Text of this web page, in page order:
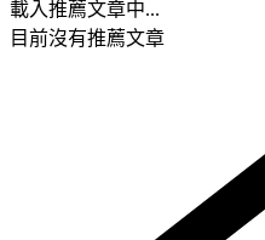
載入推薦文章中...
目前沒有推薦文章